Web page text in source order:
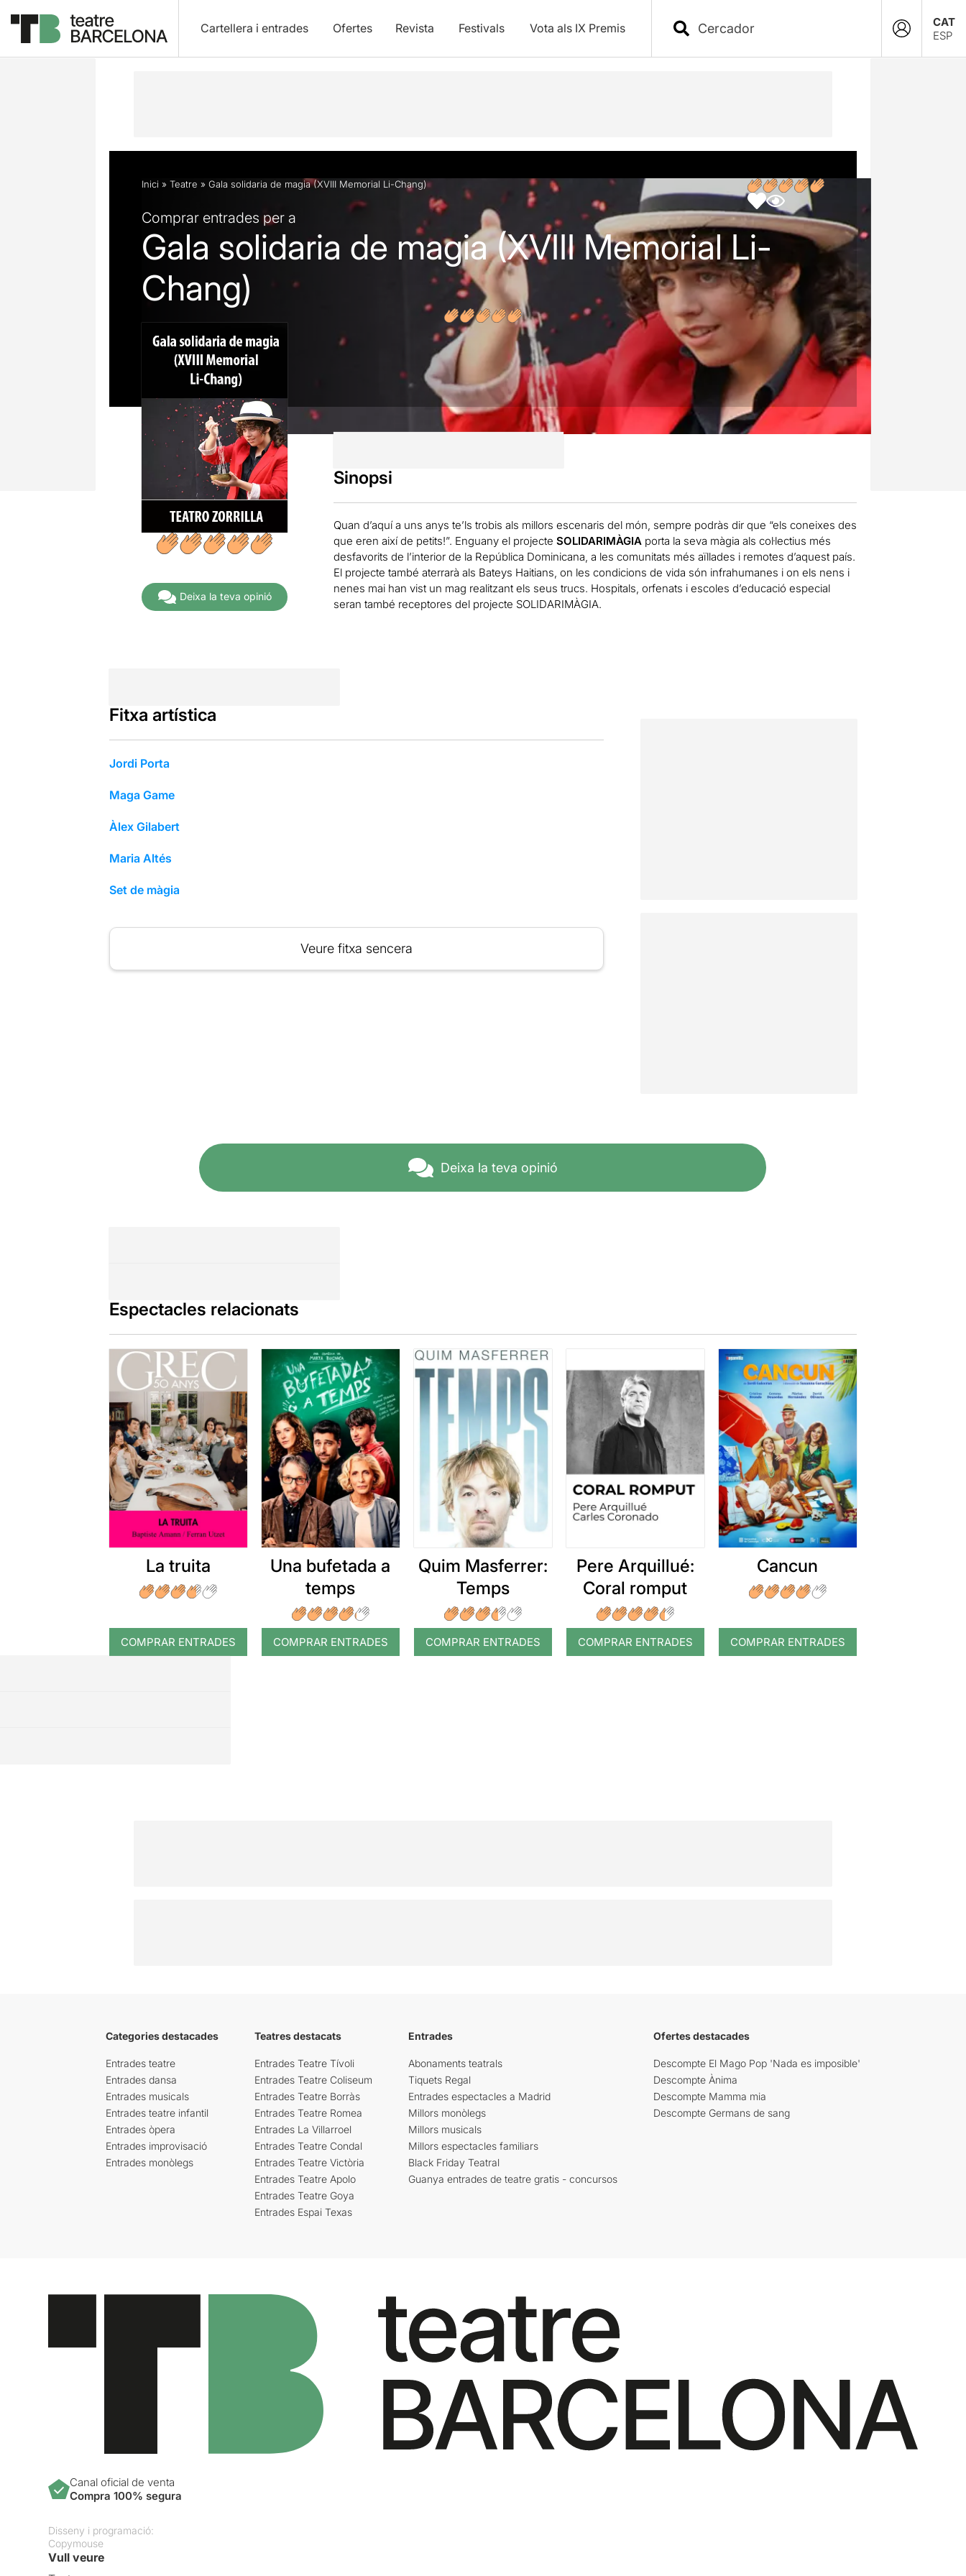
Cartellera i entrades Ofertes Revista Festivals Vota als IX Premis
CAT
ESP
Descripció Fitxa artística
Inici » Teatre » Gala solidaria de magia (XVIII Memorial Li-Chang)
Comprar entrades per a
Gala solidaria de magia (XVIII Memorial Li-
Chang)
Deixa la teva opinió
Sinopsi
Quan d’aquí a uns anys te’ls trobis als millors escenaris del món, sempre podràs dir que “els coneixes des
que eren així de petits!”. Enguany el projecte SOLIDARIMÀGIA porta la seva màgia als col·lectius més
desfavorits de l’interior de la República Dominicana, a les comunitats més aïllades i remotes d’aquest país.
El projecte també aterrarà als Bateys Haitians, on les condicions de vida són infrahumanes i on els nens i
nenes mai han vist un mag realitzant els seus trucs. Hospitals, orfenats i escoles d’educació especial
seran també receptores del projecte SOLIDARIMÀGIA.
Fitxa artística
Jordi Porta
Maga Game
Àlex Gilabert
Maria Altés
Set de màgia
Veure fitxa sencera
Deixa la teva opinió
Espectacles relacionats
La truita
COMPRAR ENTRADES
Una bufetada a
temps
COMPRAR ENTRADES
Quim Masferrer:
Temps
COMPRAR ENTRADES
Pere Arquillué:
Coral romput
COMPRAR ENTRADES
Cancun
COMPRAR ENTRADES
Categories destacades
Entrades teatre
Entrades dansa
Entrades musicals
Entrades teatre infantil
Entrades òpera
Entrades improvisació
Entrades monòlegs
Teatres destacats
Entrades Teatre Tívoli
Entrades Teatre Coliseum
Entrades Teatre Borràs
Entrades Teatre Romea
Entrades La Villarroel
Entrades Teatre Condal
Entrades Teatre Victòria
Entrades Teatre Apolo
Entrades Teatre Goya
Entrades Espai Texas
Entrades
Abonaments teatrals
Tiquets Regal
Entrades espectacles a Madrid
Millors monòlegs
Millors musicals
Millors espectacles familiars
Black Friday Teatral
Guanya entrades de teatre gratis - concursos
Ofertes destacades
Descompte El Mago Pop 'Nada es imposible'
Descompte Ànima
Descompte Mamma mia
Descompte Germans de sang
Canal oficial de venta
Compra 100% segura
Disseny i programació:
Copymouse
Vull veure